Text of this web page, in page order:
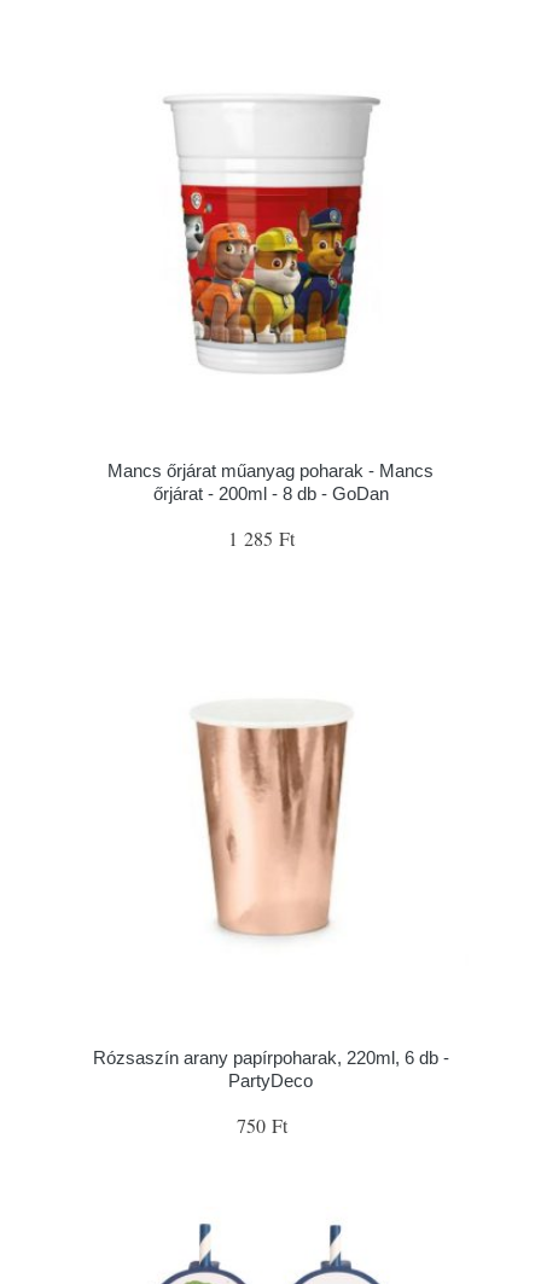
Mancs őrjárat műanyag poharak - Mancs
őrjárat - 200ml - 8 db - GoDan
1 285 Ft
Rózsaszín arany papírpoharak, 220ml, 6 db -
PartyDeco
750 Ft